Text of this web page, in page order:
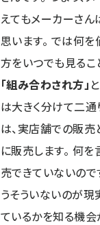
えてもメーカーさん
思います。 では何
方をいつでも見るこ
「組み合わされ方」
は大きく分けて二通
は、実店舗での販売
に販売します。 何
売できていないので
うそういないのが現
ているかを知る機会